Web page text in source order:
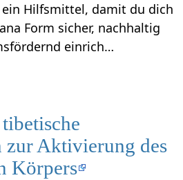
Hilfsmittel, damit du dich
Form sicher, nachhaltig
einrich…
zur Aktivierung des
Körpers